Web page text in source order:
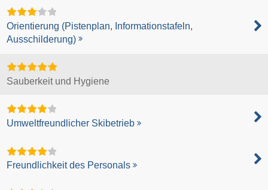
Orientierung (Pistenplan, Informationstafeln,
Ausschilderung)
Sauberkeit und Hygiene
Umweltfreundlicher Skibetrieb
Freundlichkeit des Personals